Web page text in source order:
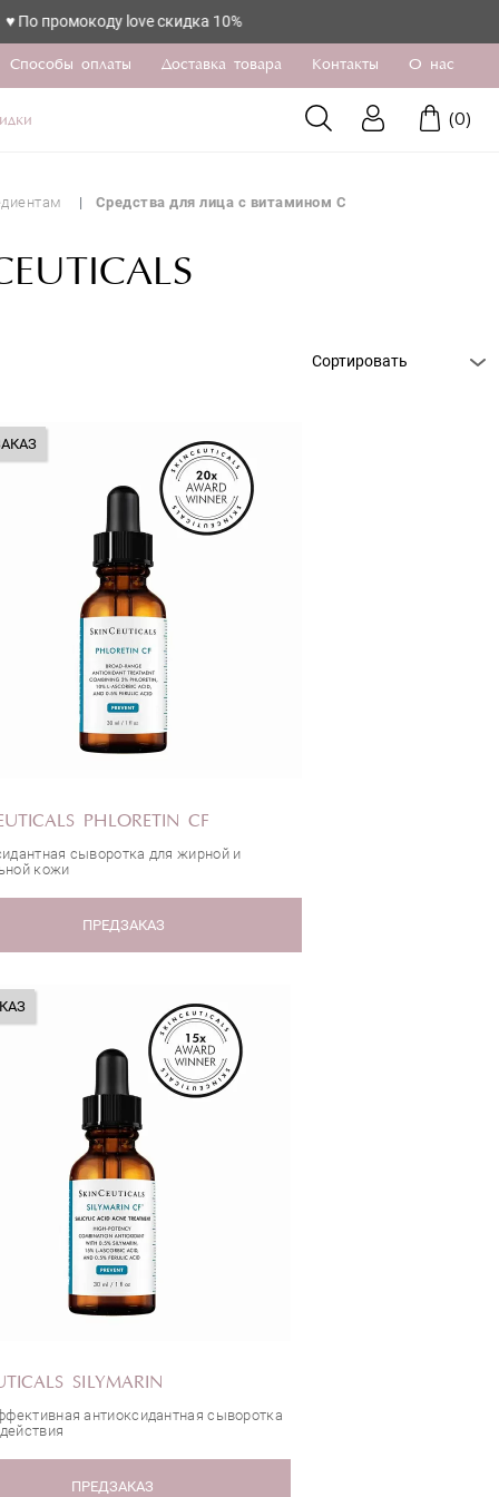
love скидка 10%
Способы оплаты Доставка товара Контакты О нас
(0)
Средства для лица с витамином С
Сортировать
PHLORETIN CF
сыворотка для жирной и
кожи
ПРЕДЗАКАЗ
SILYMARIN
антиоксидантная сыворотка
ПРЕДЗАКАЗ